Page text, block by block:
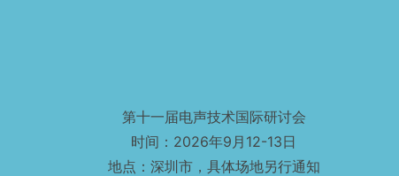
第十一届电声技术国际研讨会
时间：2026年9月12-13日
地点：深圳市，具体场地另行通知